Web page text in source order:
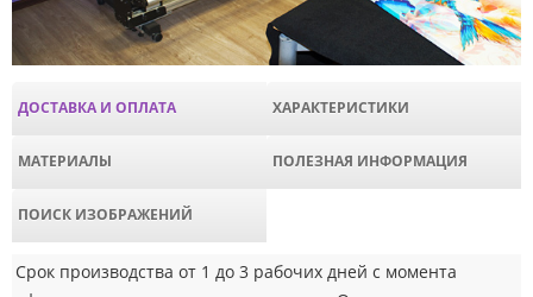
ДОСТАВКА И ОПЛАТА ХАРАКТЕРИСТИКИ
МАТЕРИАЛЫ ПОЛЕЗНАЯ ИНФОРМАЦИЯ
ПОИСК ИЗОБРАЖЕНИЙ
Срок производства от 1 до 3 рабочих дней с момента